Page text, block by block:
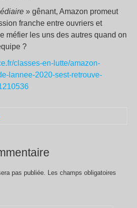
» gênant, Amazon promeut
franche entre ouvriers et
méfier les uns des autres quand on
?
classes-en-lutte/amazon-
lannee-2020-sest-retrouve-
pas publiée. Les champs obligatoires